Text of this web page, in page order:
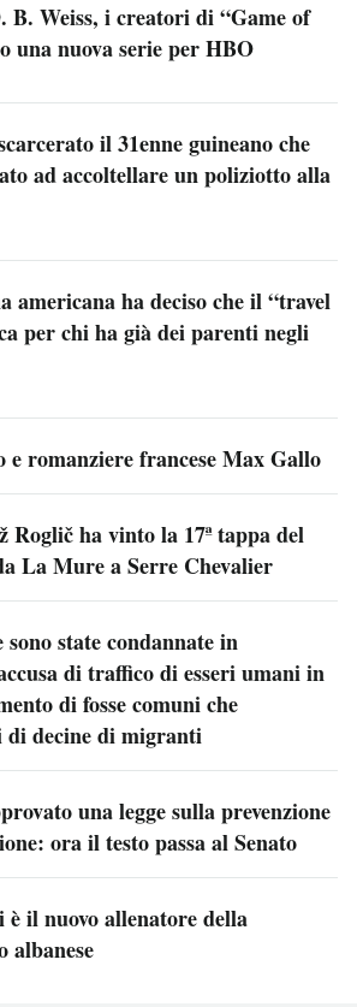
B. Weiss, i creatori di “Game of
una nuova serie per HBO
il 31enne guineano che
ad accoltellare un poliziotto alla
americana ha deciso che il “travel
per chi ha già dei parenti negli
romanziere francese Max Gallo
Roglič ha vinto la 17ª tappa del
La Mure a Serre Chevalier
state condannate in
di traffico di esseri umani in
di fosse comuni che
di decine di migranti
una legge sulla prevenzione
ora il testo passa al Senato
il nuovo allenatore della
albanese